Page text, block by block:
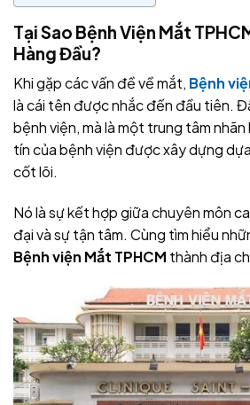
Tại Sao Bệnh Viện Mắt
Hàng Đầu?
Khi gặp các vấn đề về mắt, Bệnh
là cái tên được nhắc đến đầu tiên.
bệnh viện, mà là một trung tâm
tín của bệnh viện được xây dựng
cốt lõi.
Nó là sự kết hợp giữa chuyên môn
đại và sự tận tâm. Cùng tìm hiểu
Bệnh viện Mắt TPHCM thành địa